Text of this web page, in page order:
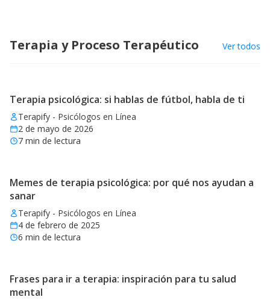
Terapia y Proceso Terapéutico Ver todos
Terapia psicológica: si hablas de fútbol, habla de ti
Terapify - Psicólogos en Línea
2 de mayo de 2026
7 min de lectura
Memes de terapia psicológica: por qué nos ayudan a
sanar
Terapify - Psicólogos en Línea
4 de febrero de 2025
6 min de lectura
Frases para ir a terapia: inspiración para tu salud
mental